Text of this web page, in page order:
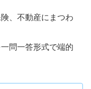
、不動産にまつわ
問一答形式で端的